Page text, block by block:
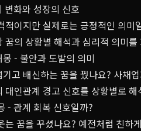
변화와 성장의 신호
적이지만 실제로는 긍정적인 의
꿈의 상황별 해석과 심리적 의미
- 불안과 도발의 의미
고 배신하는 꿈을 꿨나요? 사채
대인관계 경고 신호를 상황별로
- 관계 회복 신호일까?
는 꿈을 꾸셨나요? 예전처럼 친